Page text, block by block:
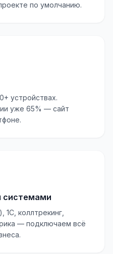
по умолчанию.
устройствах.
уже 65% — сайт
системами
1С, коллтрекинг,
— подключаем всё